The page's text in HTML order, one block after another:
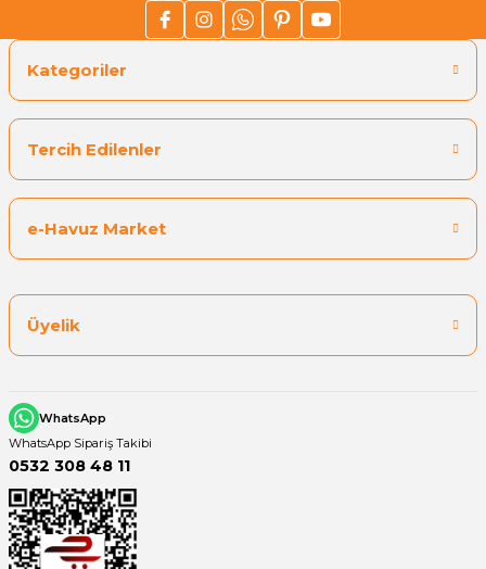
Kategoriler
Tercih Edilenler
e-Havuz Market
Üyelik
WhatsApp
WhatsApp Sipariş Takibi
0532 308 48 11